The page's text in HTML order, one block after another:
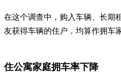
在这个调查中，购入车辆、长期
友获得车辆的住户，均算作拥车
住公寓家庭拥车率下降